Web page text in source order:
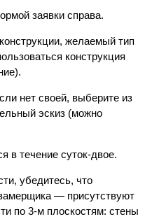
заявки справа.
желаемый тип
конструкция
нет своей, выберите из
эскиз (можно
в течение суток-двое.
убедитесь, что
— присутствуют
по 3-м плоскостям: стены